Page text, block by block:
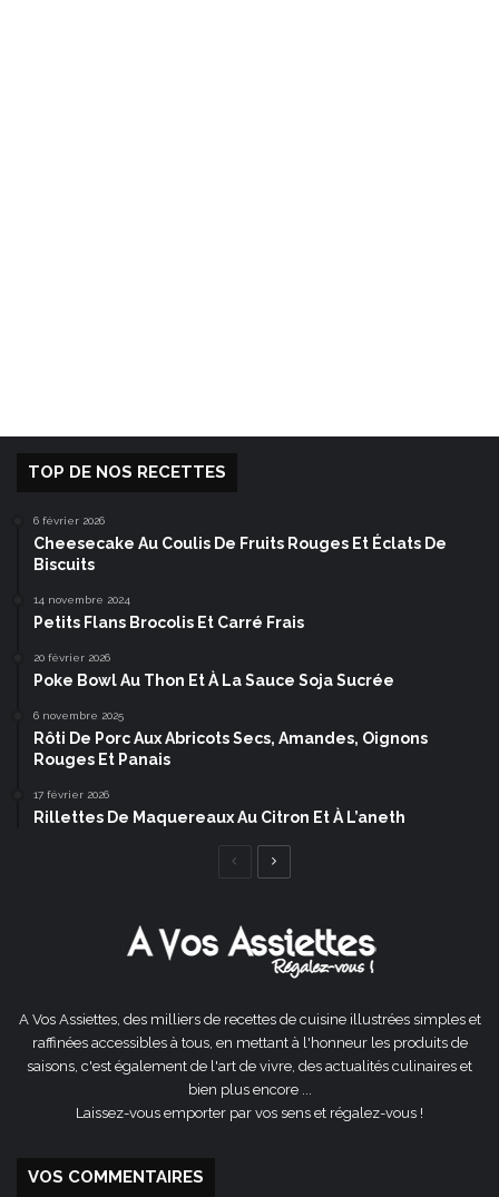
TOP DE NOS RECETTES
6 février 2026
Cheesecake Au Coulis De Fruits Rouges Et Éclats De
Biscuits
14 novembre 2024
Petits Flans Brocolis Et Carré Frais
20 février 2026
Poke Bowl Au Thon Et À La Sauce Soja Sucrée
6 novembre 2025
Rôti De Porc Aux Abricots Secs, Amandes, Oignons
Rouges Et Panais
17 février 2026
Rillettes De Maquereaux Au Citron Et À L’aneth
Page
A Vos Assiettes, des milliers de recettes de cuisine illustrées simples et
raffinées accessibles à tous, en mettant à l'honneur les produits de
saisons, c'est également de l'art de vivre, des actualités culinaires et
bien plus encore ...
Laissez-vous emporter par vos sens et régalez-vous !
VOS COMMENTAIRES